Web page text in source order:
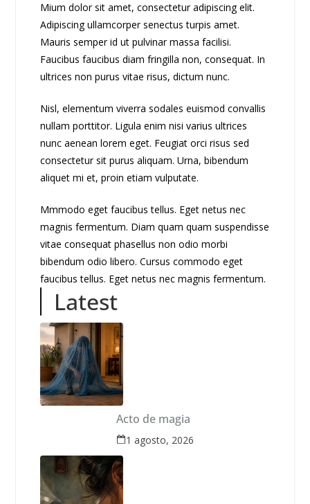
Mium dolor sit amet, consectetur adipiscing elit.
Adipiscing ullamcorper senectus turpis amet.
Mauris semper id ut pulvinar massa facilisi.
Faucibus faucibus diam fringilla non, consequat. In
ultrices non purus vitae risus, dictum nunc.
Nisl, elementum viverra sodales euismod convallis
nullam porttitor. Ligula enim nisi varius ultrices
nunc aenean lorem eget. Feugiat orci risus sed
consectetur sit purus aliquam. Urna, bibendum
aliquet mi et, proin etiam vulputate.
Mmmodo eget faucibus tellus. Eget netus nec
magnis fermentum. Diam quam quam suspendisse
vitae consequat phasellus non odio morbi
bibendum odio libero. Cursus commodo eget
faucibus tellus. Eget netus nec magnis fermentum.
Latest
Acto de magia
1 agosto, 2026